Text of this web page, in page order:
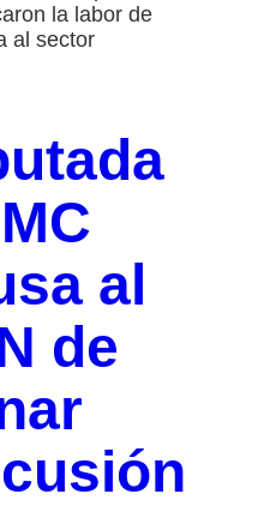
la labor de
al sector
al
de